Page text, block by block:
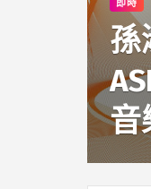
即時
孫
音